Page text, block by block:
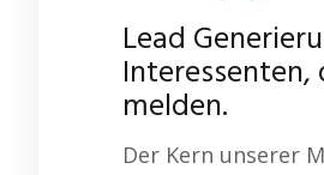
Lead
melden.
Der Kern unserer